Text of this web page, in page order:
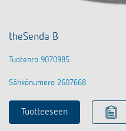
theSenda B
Tuotenro 9070985
Sähkönumero 2607668
Tuotteeseen